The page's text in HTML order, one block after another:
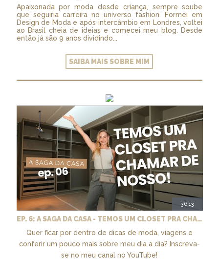
Apaixonada por moda desde criança, sempre soube
que seguiria carreira no universo fashion. Formei em
Design de Moda e após intercâmbio em Londres, voltei
ao Brasil cheia de ideias e comecei meu blog. Desde
então já são 9 anos dividindo...
SAIBA MAIS SOBRE MIM
36:13
EP. 6: A SAGA DA CASA - TEMOS UM CLOSET PRA CHAMAR DE NOSSO + MARCENARIA E PAISAGISMO
Quer ficar por dentro de dicas de moda, viagens e
conferir um pouco mais sobre meu dia a dia? Inscreva-
se no meu canal no YouTube!